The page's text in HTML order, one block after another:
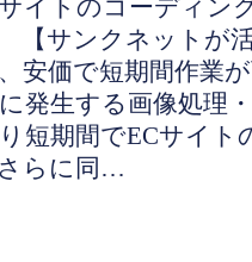
イトのコーディン
サンクネットが
安価で短期間作業
発生する画像処理
短期間でECサイト
らに同…